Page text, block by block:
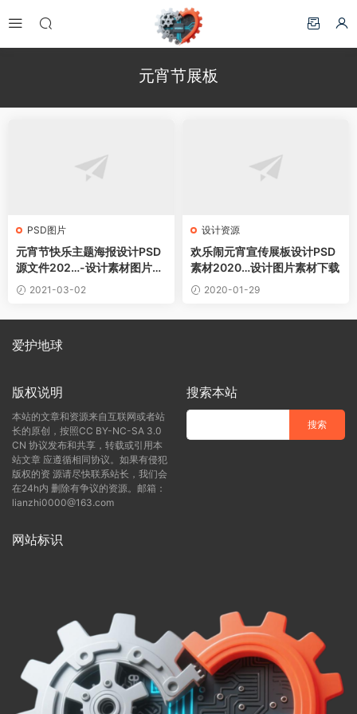
元宵节展板
PSD图片
元宵节快乐主题海报设计PSD
源文件202…-设计素材图片下
载 2021-03-02
设计资源
欢乐闹元宵宣传展板设计PSD
素材2020…设计图片素材下载
2020-01-29
爱护地球
版权说明
本站的文章和资源来自互联网或者站
长的原创，按照CC BY-NC-SA 3.0
CN 协议发布和共享，转载或引用本
站文章 应遵循相同协议。如果有侵犯
版权的资 源请尽快联系站长，我们会
在24h内 删除有争议的资源。邮箱：
lianzhi0000@163.com
搜索本站
网站标识